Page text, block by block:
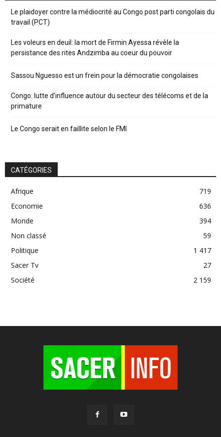
Le plaidoyer contre la médiocrité au Congo post parti congolais du
travail (PCT)
Les voleurs en deuil: la mort de Firmin Ayessa révèle la
persistance des rites Andzimba au coeur du pouvoir
Sassou Nguesso est un frein pour la démocratie congolaises
Congo: lutte d’influence autour du secteur des télécoms et de la
primature
Le Congo serait en faillite selon le FMI
CATÉGORIES
Afrique
719
Economie
636
Monde
394
Non classé
59
Politique
1 417
Sacer Tv
27
Société
2 159